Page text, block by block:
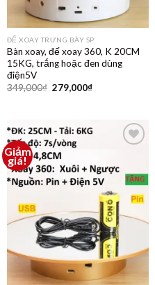
ĐẾ XOAY TRƯNG BÀY SP
Bàn xoay, đế xoay 360, K 20CM
15KG, trắng hoặc đen dùng
điện5V
349,000₫ 279,000₫
Giảm
giá!
yêu
thích